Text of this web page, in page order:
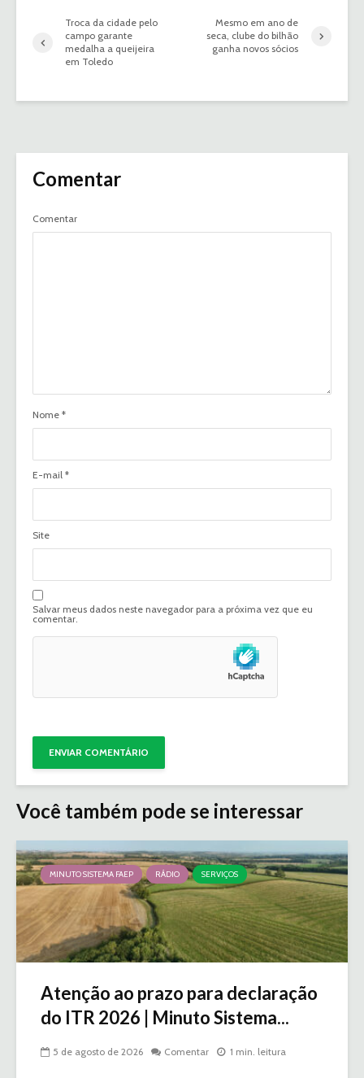
Troca da cidade pelo
campo garante
medalha a queijeira
em Toledo
Mesmo em ano de
seca, clube do bilhão
ganha novos sócios
Comentar
Comentar
Nome *
E-mail *
Site
Salvar meus dados neste navegador para a próxima vez que eu
comentar.
Você também pode se interessar
MINUTO SISTEMA FAEP RÁDIO SERVIÇOS
Atenção ao prazo para declaração
do ITR 2026 | Minuto Sistema...
5 de agosto de 2026 Comentar 1 min. leitura